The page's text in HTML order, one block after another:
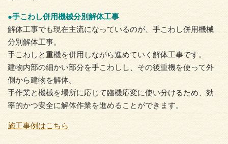
●手こわし併用機械分別解体工事
解体工事でも現在主流になっているのが、手こわし併用機械
分別解体工事。
手こわしと重機を併用しながら進めていく解体工事です。
建物内部の細かい部分を手こわしし、その後重機を使って外
側から建物を解体。
手作業と機械を場所に応じて臨機応変に使い分けるため、効
率的かつ安全に解体作業を進めることができます。
施工事例はこちら